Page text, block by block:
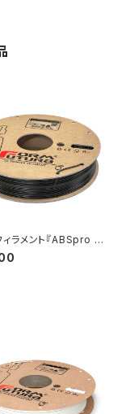
ラメント『ABSpro Fl
』